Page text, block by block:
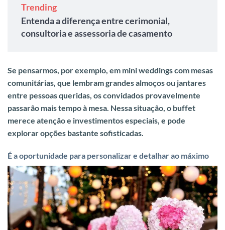
Trending
Entenda a diferença entre cerimonial,
consultoria e assessoria de casamento
Se pensarmos, por exemplo, em mini weddings com mesas
comunitárias, que lembram grandes almoços ou jantares
entre pessoas queridas, os convidados provavelmente
passarão mais tempo à mesa. Nessa situação, o buffet
merece atenção e investimentos especiais, e pode
explorar opções bastante sofisticadas.
É a oportunidade para personalizar e detalhar ao máximo